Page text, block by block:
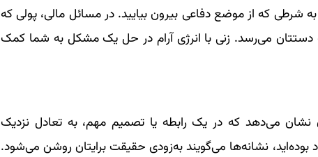
شرطی که از موضع دفاعی بیرون بیایید. در مسائل مالی، پولی که
دستتان می‌رسد. زنی با انرژی آرام در حل یک مشکل به شما کمک
نشان می‌دهد که در یک رابطه یا تصمیم مهم، به تعادل نزدیک
بوده‌اید، نشانه‌ها می‌گویند به‌زودی حقیقت برایتان روشن می‌شود.